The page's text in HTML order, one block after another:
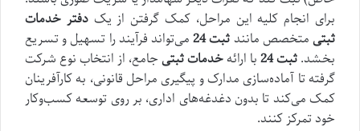
برای انجام کلیه این مراحل، کمک گرفتن از یک دفتر خدمات
ثبتیمتخصص مانند ثبت 24
می‌تواند فرآیند را تسهیل و تسریع
بخشد.ثبت 24 با ارائهخدمات ثبتیجامع، از انتخاب نوع شرکت
گرفته تا آماده‌سازی مدارک و پیگیری مراحل قانونی، به کارآفرینان
کمک می‌کند تا بدون دغدغه‌های اداری، بر روی توسعه کسب‌وکار
خود تمرکز کنند.